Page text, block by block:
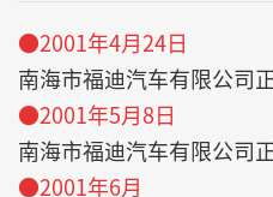
●2001年4月24日
南海市福迪汽车有限公司
●2001年5月8日
南海市福迪汽车有限公司
●2001年6月